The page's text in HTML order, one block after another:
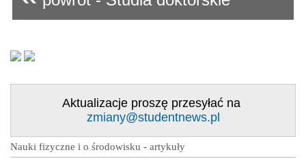
Aktualizacje proszę przesyłać na
zmiany@studentnews.pl
Nauki fizyczne i o środowisku - artykuły